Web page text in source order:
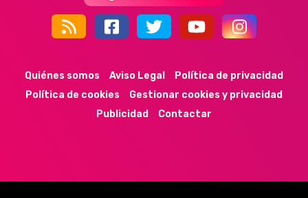
Quiénes somos Aviso Legal
Política de privacidad
Política de cookies
Gestionar cookies y privacidad
Publicidad
Contactar